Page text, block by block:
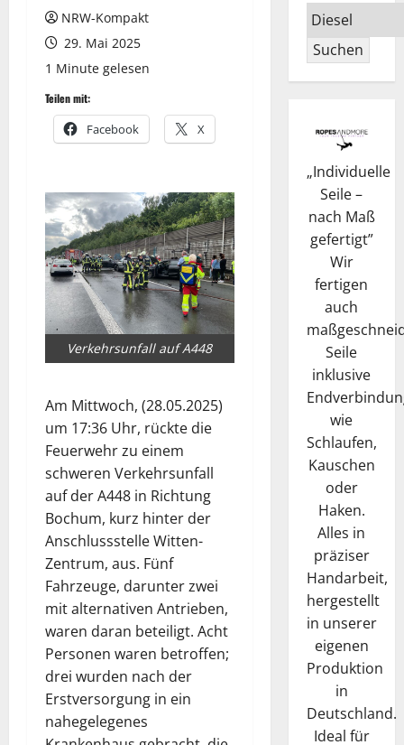
NRW-Kompakt
29. Mai 2025
1 Minute gelesen
Teilen mit:
Facebook X
Verkehrsunfall auf A448
Am Mittwoch, (28.05.2025)
um 17:36 Uhr, rückte die
Feuerwehr zu einem
schweren Verkehrsunfall
auf der A448 in Richtung
Bochum, kurz hinter der
Anschlussstelle Witten-
Zentrum, aus. Fünf
Fahrzeuge, darunter zwei
mit alternativen Antrieben,
waren daran beteiligt. Acht
Personen waren betroffen;
drei wurden nach der
Erstversorgung in ein
nahegelegenes
Suchen
„Individuelle
Seile –
nach Maß
gefertigt”
Wir
fertigen
auch
Seile
inklusive
wie
Schlaufen,
Kauschen
oder
Haken.
Alles in
präziser
Handarbeit,
hergestellt
in unserer
eigenen
Produktion
in
Deutschland.
Ideal für